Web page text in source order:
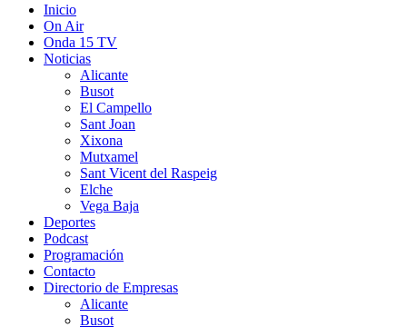
Inicio
On Air
Onda 15 TV
Noticias
Alicante
Busot
El Campello
Sant Joan
Xixona
Mutxamel
Sant Vicent del Raspeig
Elche
Vega Baja
Deportes
Podcast
Programación
Contacto
Directorio de Empresas
Alicante
Busot